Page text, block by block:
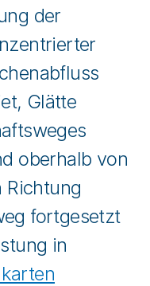
der
Glätte
oberhalb von
Richtung
fortgesetzt
in